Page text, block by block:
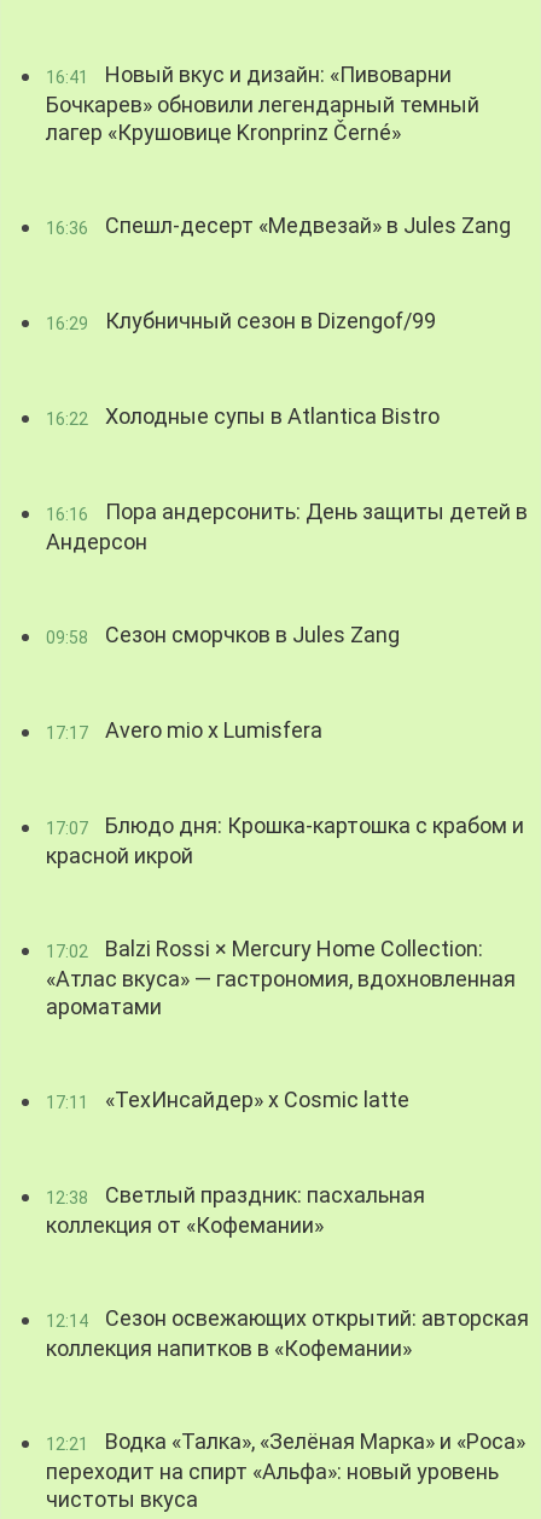
16:41
Новый вкус и дизайн: «Пивоварни
Бочкарев» обновили легендарный темный
лагер «Крушовице Kronprinz Černé»
16:36 Спешл-десерт «Медвезай» в Jules Zang
16:29 Клубничный сезон в Dizengof/99
16:22 Холодные супы в Atlantica Bistro
16:16
Пора андерсонить: День защиты детей в
Андерсон
09:58 Сезон сморчков в Jules Zang
17:17 Avero mio x Lumisfera
17:07
Блюдо дня: Крошка-картошка с крабом и
красной икрой
17:02
Balzi Rossi × Mercury Home Collection:
«Атлас вкуса» — гастрономия, вдохновленная
ароматами
17:11 «ТехИнсайдер» х Cosmic latte
12:38
Светлый праздник: пасхальная
коллекция от «Кофемании»
12:14
Сезон освежающих открытий: авторская
коллекция напитков в «Кофемании»
12:21
Водка «Талка», «Зелёная Марка» и «Роса»
переходит на спирт «Альфа»: новый уровень
чистоты вкуса